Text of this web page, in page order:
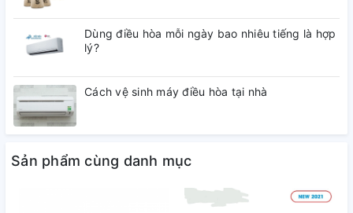
USB:
Có
HDMI:
Có
Thông tin lắp đặt
Kích thước:
Dùng điều hòa mỗi ngày bao nhiêu tiếng là hợp
lý?
Cách vệ sinh máy điều hòa tại nhà
Sản phẩm cùng danh mục